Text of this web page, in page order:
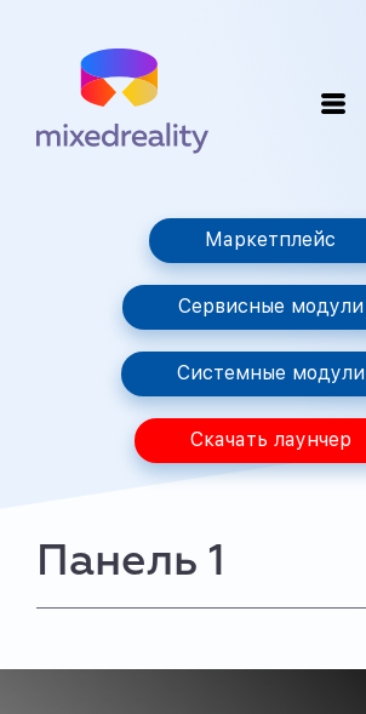
Маркетплейс
Сервисные модули
Системные модули
Скачать лаунчер
Панель 1